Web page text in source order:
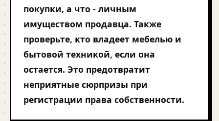
покупки, а что - личным
имуществом продавца. Также
проверьте, кто владеет мебелью и
бытовой техникой, если она
остается. Это предотвратит
неприятные сюрпризы при
регистрации права собственности.